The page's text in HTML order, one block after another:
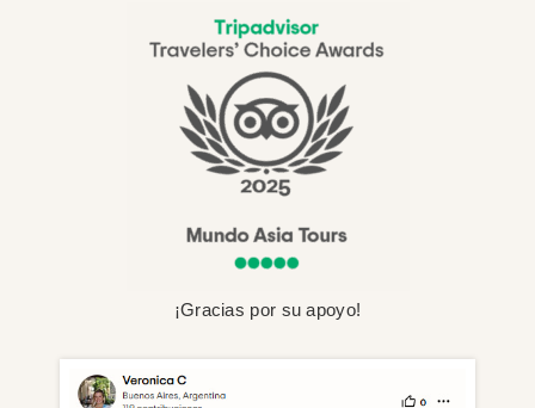
¡Gracias por su apoyo!